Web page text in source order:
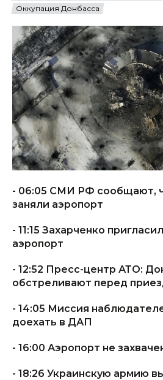
Оккупация Донбасса
- 06:05 СМИ РФ сообщают,
заняли аэропорт
- 11:15 Захарченко
аэропорт
- 12:52 Пресс-центр АТО:
обстреливают перед
- 14:05 Миссия
доехать в ДАП
- 16:00 Аэропорт не
- 18:26 Украинскую армию